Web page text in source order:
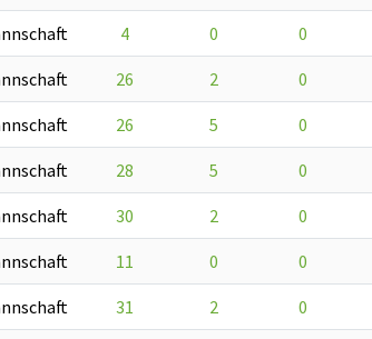
4 0 0
26 2 0
26 5 0
28 5 0
30 2 0
11 0 0
31 2 0